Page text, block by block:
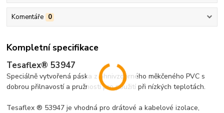
Komentáře 0
Kompletní specifikace
Tesaflex® 53947
Speciálně vytvořená páska z ohnivzdorného měkčeného PVC s
dobrou přilnavostí a pružností pro použití při nízkých teplotách.
Tesaflex ® 53947 je vhodná pro drátové a kabelové izolace,